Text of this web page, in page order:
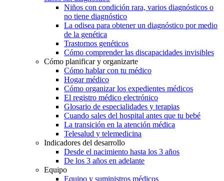
Niños con condición rara, varios diagnósticos o
no tiene diagnóstico
La odisea para obtener un diagnóstico por medio
de la genética
Trastornos genéticos
Cómo comprender las discapacidades invisibles
Cómo planificar y organizarte
Cómo hablar con tu médico
Hogar médico
Cómo organizar los expedientes médicos
El registro médico electrónico
Glosario de especialidades y terapias
Cuando sales del hospital antes que tu bebé
La transición en la atención médica
Telesalud y telemedicina
Indicadores del desarrollo
Desde el nacimiento hasta los 3 años
De los 3 años en adelante
Equipo
Equipo y suministros médicos